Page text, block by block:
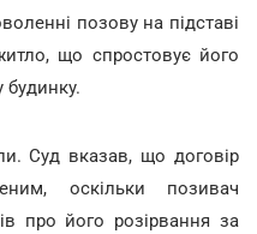
позову на підставі
що спростовує його
будинку.
Суд вказав, що договір
оскільки позивач
про його розірвання за